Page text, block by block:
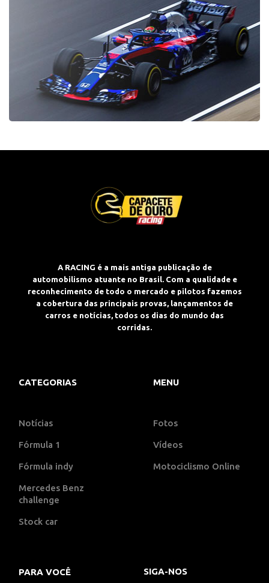
A RACING é a mais antiga publicação de
automobilismo atuante no Brasil. Com a qualidade e
reconhecimento de todo o mercado e pilotos fazemos
a cobertura das principais provas, lançamentos de
carros e notícias, todos os dias do mundo das
corridas.
CATEGORIAS
Notícias
Fórmula 1
Fórmula indy
Mercedes Benz
challenge
Stock car
MENU
Fotos
Vídeos
Motociclismo Online
PARA VOCÊ SIGA-NOS